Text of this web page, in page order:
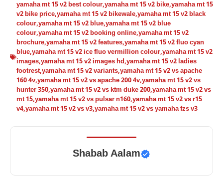
yamaha mt 15 v2 best colour,yamaha mt 15 v2 bike,yamaha mt 15
v2 bike price,yamaha mt 15 v2 bikewale,yamaha mt 15 v2 black
colour,yamaha mt 15 v2 blue,yamaha mt 15 v2 blue
colour,yamaha mt 15 v2 booking online,yamaha mt 15 v2
brochure,yamaha mt 15 v2 features,yamaha mt 15 v2 fluo cyan
blue,yamaha mt 15 v2 ice fluo vermillion colour,yamaha mt 15 v2
images,yamaha mt 15 v2 images hd,yamaha mt 15 v2 ladies
footrest,yamaha mt 15 v2 variants,yamaha mt 15 v2 vs apache
160 4v,yamaha mt 15 v2 vs apache 200 4v,yamaha mt 15 v2 vs
hunter 350,yamaha mt 15 v2 vs ktm duke 200,yamaha mt 15 v2 vs
mt 15,yamaha mt 15 v2 vs pulsar n160,yamaha mt 15 v2 vs r15
v4,yamaha mt 15 v2 vs v3,yamaha mt 15 v2 vs yamaha fzs v3
Shabab Aalam